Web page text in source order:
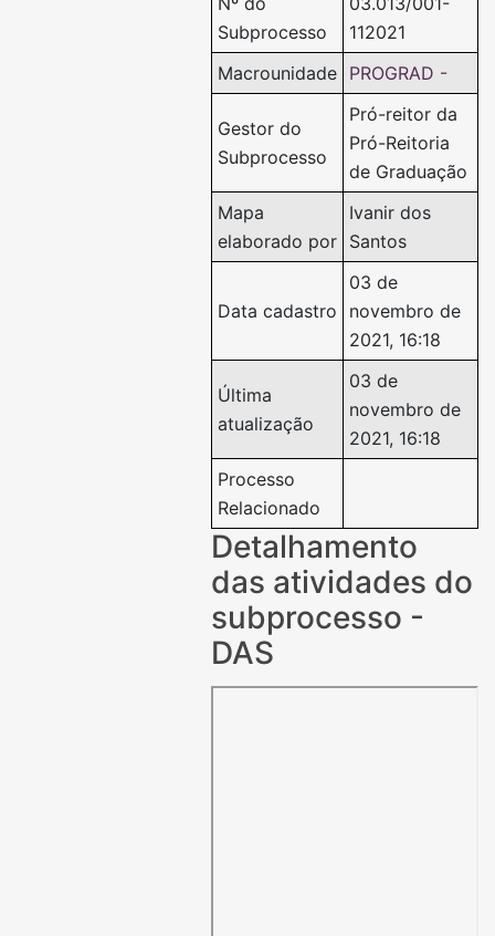
Subprocesso
112021
Macrounidade PROGRAD -
Gestor do
Subprocesso
Pró-reitor da
Pró-Reitoria
de Graduação
Mapa
elaborado por
Ivanir dos
Santos
Data cadastro
03 de
novembro de
2021, 16:18
Última
atualização
03 de
novembro de
2021, 16:18
Processo
Relacionado
Detalhamento
das atividades do
subprocesso -
DAS